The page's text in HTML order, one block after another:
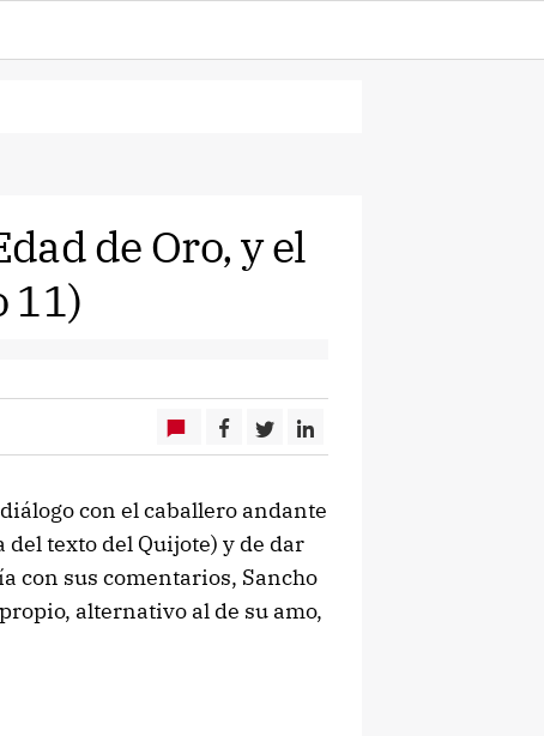
de Oro, y el
11)
con el caballero andante
texto del Quijote) y de dar
con sus comentarios, Sancho
alternativo al de su amo,